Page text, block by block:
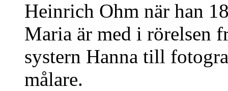
Heinrich Ohm när han
Maria är med i rörelsen
systern Hanna till
målare.